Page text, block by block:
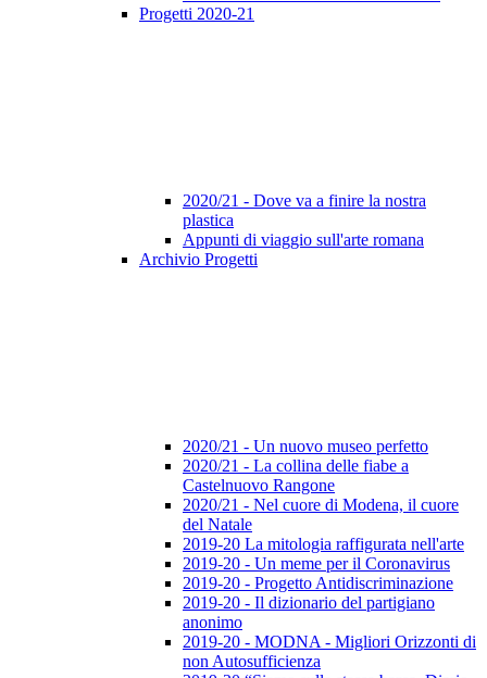
Progetti 2020-21
2020/21 - Dove va a finire la nostra
plastica
Appunti di viaggio sull'arte romana
Archivio Progetti
2020/21 - Un nuovo museo perfetto
2020/21 - La collina delle fiabe a
Castelnuovo Rangone
2020/21 - Nel cuore di Modena, il cuore
del Natale
2019-20 La mitologia raffigurata nell'arte
2019-20 - Un meme per il Coronavirus
2019-20 - Progetto Antidiscriminazione
2019-20 - Il dizionario del partigiano
anonimo
2019-20 - MODNA - Migliori Orizzonti di
non Autosufficienza